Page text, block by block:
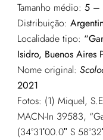
Tamanho médio: 5 –
Distribuição:
Localidade tipo:
Isidro, Buenos Aires
Nome original:
2021
Fotos: (1) Miquel,
MACN-In 39583,
(34°31ʹ00.0ʺ S